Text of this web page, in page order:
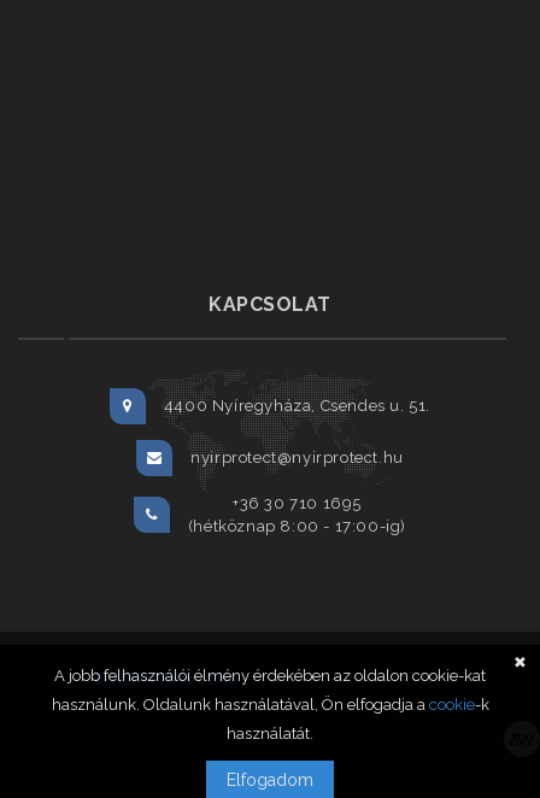
KAPCSOLAT
4400 Nyíregyháza, Csendes u. 51.
nyirprotect@nyirprotect.hu
+36 30 710 1695
(hétköznap 8:00 - 17:00-ig)
© Nyír-Protect.hu2020. Minden jog fenntartva.
A jobb felhasználói élmény érdekében az oldalon cookie-kat
használunk. Oldalunk használatával, Ön elfogadja a cookie-k
használatát.
Elfogadom
✖